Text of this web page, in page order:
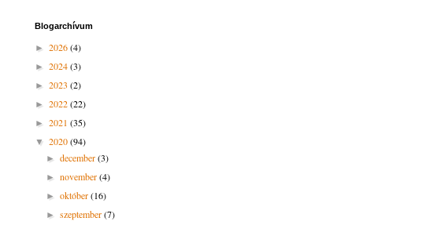
Blogarchívum
► 2026(4)
► 2024(3)
► 2023 (2)
► 2022(22)
► 2021 (35)
▼ 2020(94)
►december(3)
►november(4)
►október(16)
►szeptember(7)